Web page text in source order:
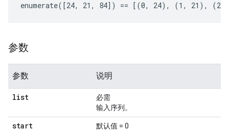
enumerate([24, 21, 84]) == [(0, 24), (1, 21), (2,
参数
参数 说明
list
必需
输入序列。
start
默认值 = 0